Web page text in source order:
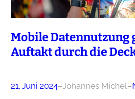
Mobile Datennutzung
Auftakt durch die
21. Juni 2024–Johannes Michel–